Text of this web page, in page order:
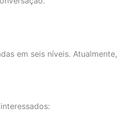
em seis níveis. Atualmente,